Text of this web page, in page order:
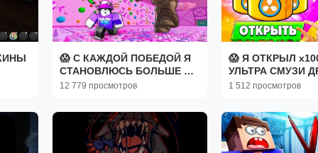
😱 С КАЖДОЙ ПОБЕДОЙ Я
СТАНОВЛЮСЬ БОЛЬШЕ в
+1 Speed Keyboard Escape
12 779 просмотров
😱 Я ОТКРЫЛ
УЛЬТРА СМУЗИ
БРАВЛ СТАРС и
1 512 просмотров